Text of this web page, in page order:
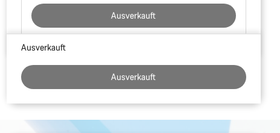
Ausverkauft
Kaufargumente
Ausverkauft
Ausverkauft